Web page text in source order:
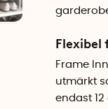
Flexibel
Frame
utmärkt
endast